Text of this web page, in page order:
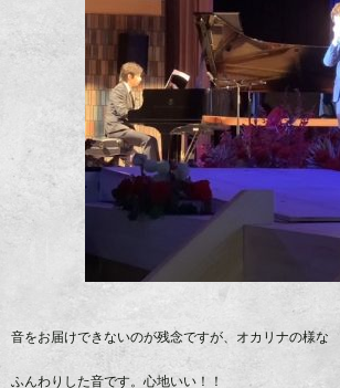
音をお届けできないのが残念ですが、オカリナの様な
ふんわりした音です。心地いい！！